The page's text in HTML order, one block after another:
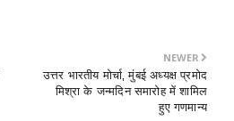
NEWER
उत्तर भारतीय मोर्चा, मुंबई अध्यक्ष प्रमोद
मिश्रा के जन्मदिन समारोह में शामिल
हुए गणमान्य